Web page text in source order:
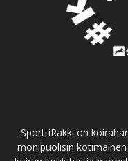
SporttiRakki on
monipuolisin